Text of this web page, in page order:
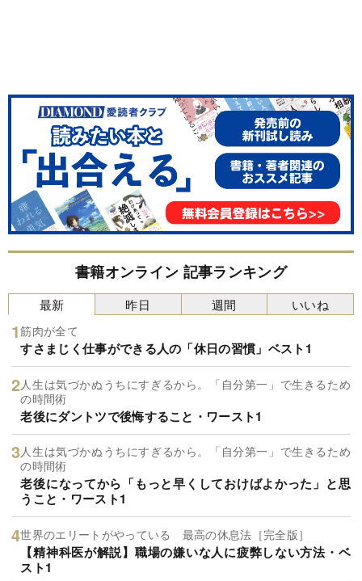
書籍オンライン 記事ランキング
最新
筋肉が全て
すさまじく仕事ができる人の「休日の習慣」ベスト1
人生は気づかぬうちにすぎるから。「自分第一」で生きるため
の時間術
老後にダントツで後悔すること・ワースト1
人生は気づかぬうちにすぎるから。「自分第一」で生きるため
の時間術
老後になってから「もっと早くしておけばよかった」と思
うこと・ワースト1
世界のエリートがやっている 最高の休息法［完全版］
【精神科医が解説】職場の嫌いな人に疲弊しない方法・ベ
スト1
昨日 週間 いいね